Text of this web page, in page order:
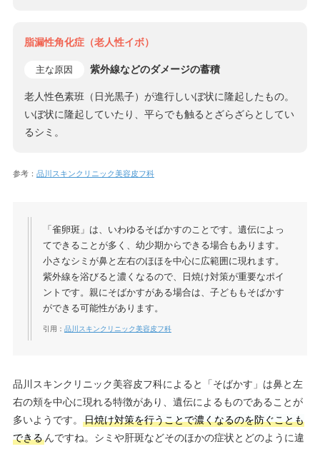
脂漏性角化症（老人性イボ）
主な原因 紫外線などのダメージの蓄積
老人性色素班（日光黒子）が進行しいぼ状に隆起したもの。
いぼ状に隆起していたり、平らでも触るとざらざらとしてい
るシミ。
参考： 品川スキンクリニック美容皮フ科
「雀卵斑」は、いわゆるそばかすのことです。遺伝によっ
てできることが多く、幼少期からできる場合もあります。
小さなシミが鼻と左右のほほを中心に広範囲に現れます。
紫外線を浴びると濃くなるので、日焼け対策が重要なポイ
ントです。親にそばかすがある場合は、子どももそばかす
ができる可能性があります。
引用： 品川スキンクリニック美容皮フ科
品川スキンクリニック美容皮フ科によると「そばかす」は鼻と左
右の頬を中心に現れる特徴があり、遺伝によるものであることが
多いようです。
日焼け対策を行うことで濃くなるのを防ぐことも
できるんですね。シミや肝斑などそのほかの症状とどのように違